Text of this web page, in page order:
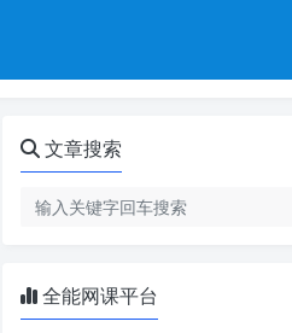
文章搜索
全能网课平台